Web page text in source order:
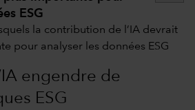
ESG
engendre de
ESG